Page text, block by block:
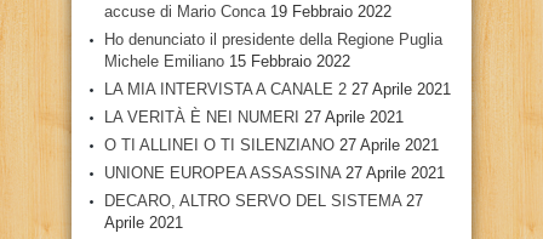
accuse di Mario Conca 19 Febbraio 2022
Ho denunciato il presidente della Regione Puglia
Michele Emiliano 15 Febbraio 2022
LA MIA INTERVISTA A CANALE 2 27 Aprile 2021
LA VERITÀ È NEI NUMERI 27 Aprile 2021
O TI ALLINEI O TI SILENZIANO 27 Aprile 2021
UNIONE EUROPEA ASSASSINA 27 Aprile 2021
DECARO, ALTRO SERVO DEL SISTEMA 27
Aprile 2021